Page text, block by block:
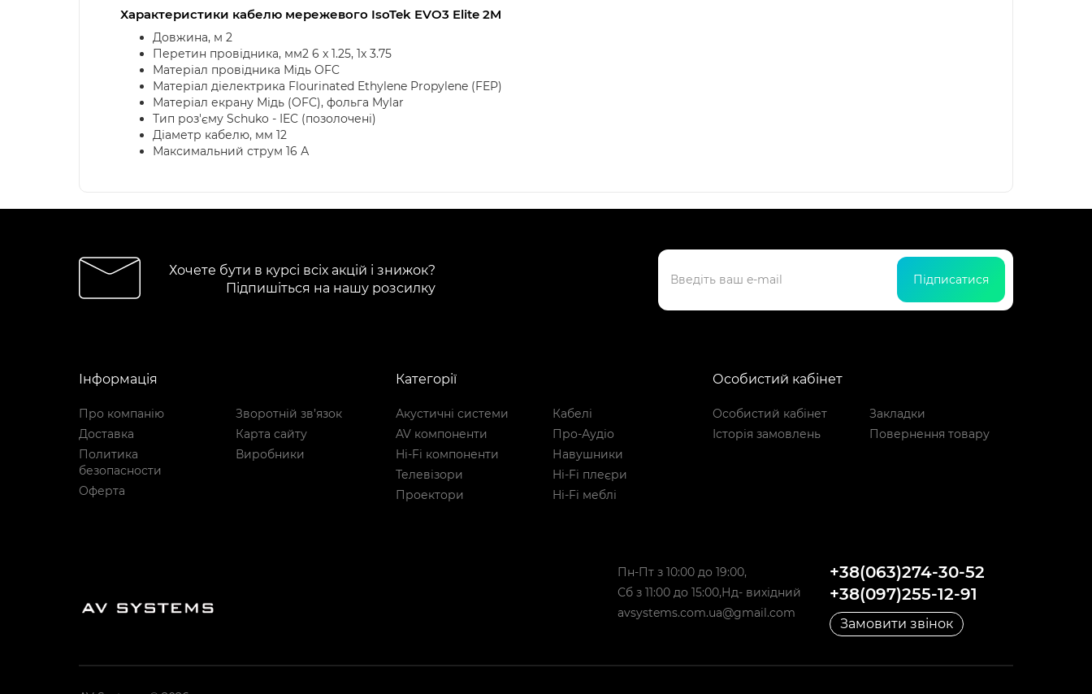
Характеристики кабелю мережевого IsoTek EVO3 Elite 2M
Довжина, м 2
Перетин провідника, мм2 6 x 1.25, 1x 3.75
Матеріал провідника Мідь OFC
Матеріал діелектрика Flourinated Ethylene Propylene (FEP)
Матеріал екрану Мідь (OFC), фольга Mylar
Тип роз'єму Schuko - IEC (позолочені)
Діаметр кабелю, мм 12
Максимальний струм 16 А
Хочете бути в курсі всіх акцій і знижок?
Підпишіться на нашу розсилку
Підписатися
Інформація
Про компанію
Доставка
Политика
безопасности
Оферта
Зворотній зв’язок
Карта сайту
Виробники
Категорії
Акустичні системи
AV компоненти
Hi-Fi компоненти
Телевізори
Проектори
Кабелі
Про-Аудіо
Навушники
Hi-Fi плеєри
Hi-Fi меблі
Особистий кабінет
Особистий кабінет
Історія замовлень
Закладки
Повернення товару
Пн-Пт з 10:00 до 19:00,
Сб з 11:00 до 15:00,Нд- вихідний
avsystems.com.ua@gmail.com
+38(063)274-30-52
+38(097)255-12-91
Замовити звінок